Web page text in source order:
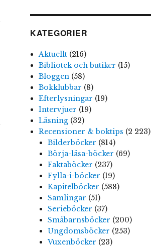
KATEGORIER
Aktuellt (216)
Bibliotek och butiker (15)
Bloggen (58)
Bokklubbar (8)
Efterlysningar (19)
Intervjuer (19)
Läsning (32)
Recensioner & boktips (2 223)
Bilderböcker (814)
Börja-läsa-böcker (69)
Faktaböcker (237)
Fylla-i-böcker (19)
Kapitelböcker (588)
Samlingar (51)
Serieböcker (37)
Småbarnsböcker (200)
Ungdomsböcker (253)
Vuxenböcker (23)